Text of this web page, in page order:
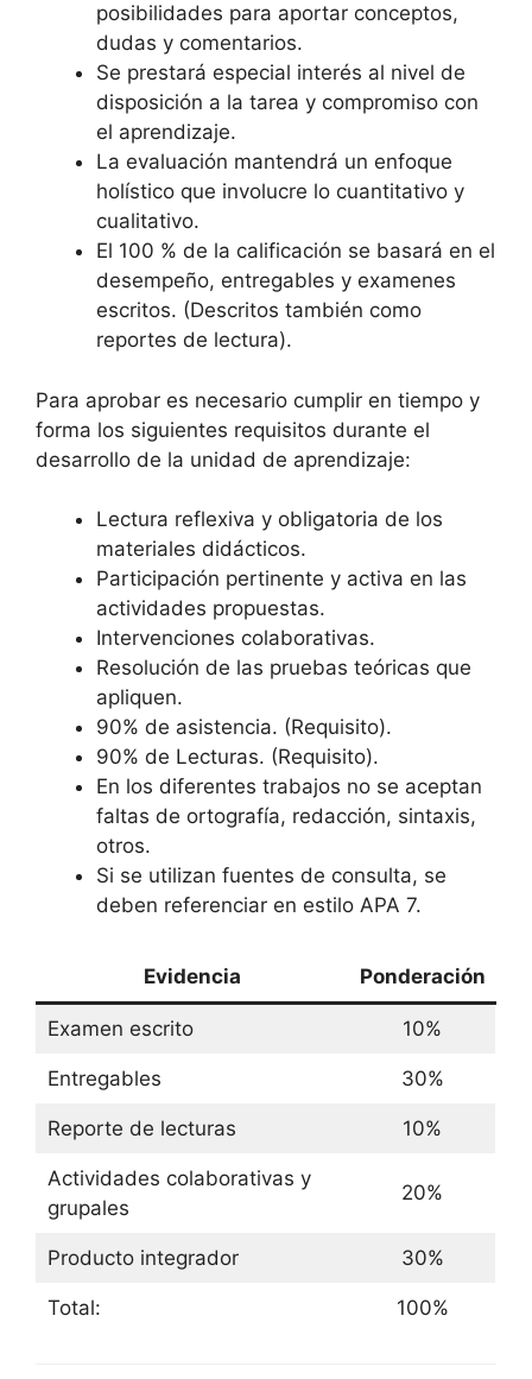
posibilidades para aportar conceptos,
dudas y comentarios.
Se prestará especial interés al nivel de
disposición a la tarea y compromiso con
el aprendizaje.
La evaluación mantendrá un enfoque
holístico que involucre lo cuantitativo y
cualitativo.
El 100 % de la calificación se basará en el
desempeño, entregables y examenes
escritos. (Descritos también como
reportes de lectura).
Para aprobar es necesario cumplir en tiempo y
forma los siguientes requisitos durante el
desarrollo de la unidad de aprendizaje:
Lectura reflexiva y obligatoria de los
materiales didácticos.
Participación pertinente y activa en las
actividades propuestas.
Intervenciones colaborativas.
Resolución de las pruebas teóricas que
apliquen.
90% de asistencia. (Requisito).
90% de Lecturas. (Requisito).
En los diferentes trabajos no se aceptan
faltas de ortografía, redacción, sintaxis,
otros.
Si se utilizan fuentes de consulta, se
deben referenciar en estilo APA 7.
Evidencia Ponderación
Examen escrito 10%
Entregables 30%
Reporte de lecturas 10%
Actividades colaborativas y
grupales
20%
Producto integrador 30%
Total: 100%